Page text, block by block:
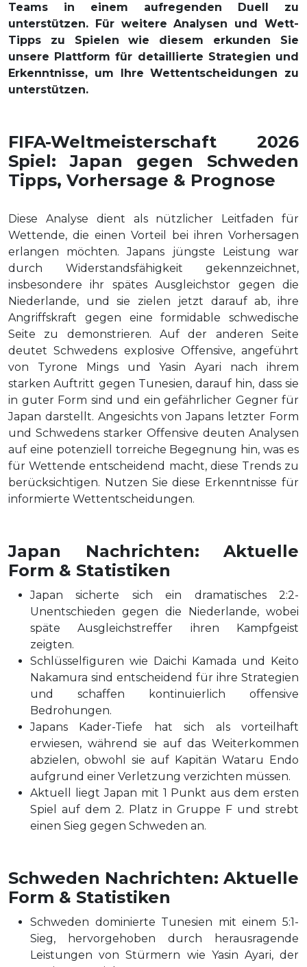
Teams in einem aufregenden Duell zu
unterstützen. Für weitere Analysen und Wett-
Tipps zu Spielen wie diesem erkunden Sie
unsere Plattform für detaillierte Strategien und
Erkenntnisse, um Ihre Wettentscheidungen zu
unterstützen.
FIFA-Weltmeisterschaft 2026
Spiel: Japan gegen Schweden
Tipps, Vorhersage & Prognose
Diese Analyse dient als nützlicher Leitfaden für
Wettende, die einen Vorteil bei ihren Vorhersagen
erlangen möchten. Japans jüngste Leistung war
durch Widerstandsfähigkeit gekennzeichnet,
insbesondere ihr spätes Ausgleichstor gegen die
Niederlande, und sie zielen jetzt darauf ab, ihre
Angriffskraft gegen eine formidable schwedische
Seite zu demonstrieren. Auf der anderen Seite
deutet Schwedens explosive Offensive, angeführt
von Tyrone Mings und Yasin Ayari nach ihrem
starken Auftritt gegen Tunesien, darauf hin, dass sie
in guter Form sind und ein gefährlicher Gegner für
Japan darstellt. Angesichts von Japans letzter Form
und Schwedens starker Offensive deuten Analysen
auf eine potenziell torreiche Begegnung hin, was es
für Wettende entscheidend macht, diese Trends zu
berücksichtigen. Nutzen Sie diese Erkenntnisse für
informierte Wettentscheidungen.
Japan Nachrichten: Aktuelle
Form & Statistiken
Japan sicherte sich ein dramatisches 2:2-
Unentschieden gegen die Niederlande, wobei
späte Ausgleichstreffer ihren Kampfgeist
zeigten.
Schlüsselfiguren wie Daichi Kamada und Keito
Nakamura sind entscheidend für ihre Strategien
und schaffen kontinuierlich offensive
Bedrohungen.
Japans Kader-Tiefe hat sich als vorteilhaft
erwiesen, während sie auf das Weiterkommen
abzielen, obwohl sie auf Kapitän Wataru Endo
aufgrund einer Verletzung verzichten müssen.
Aktuell liegt Japan mit 1 Punkt aus dem ersten
Spiel auf dem 2. Platz in Gruppe F und strebt
einen Sieg gegen Schweden an.
Schweden Nachrichten: Aktuelle
Form & Statistiken
Schweden dominierte Tunesien mit einem 5:1-
Sieg, hervorgehoben durch herausragende
Leistungen von Stürmern wie Yasin Ayari, der